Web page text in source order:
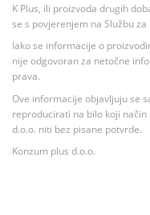
K Plus, ili proizvoda drugih
se s povjerenjem na Službu za
Iako se informacije o
nije odgovoran za netočne
prava.
Ove informacije objavljuju se
reproducirati na bilo koji
d.o.o. niti bez pisane potvrde.
Konzum plus d.o.o.